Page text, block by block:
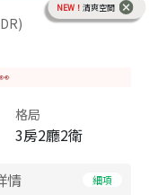
NEW！ 清爽空間
格局
3房2廳2衛
情 細項